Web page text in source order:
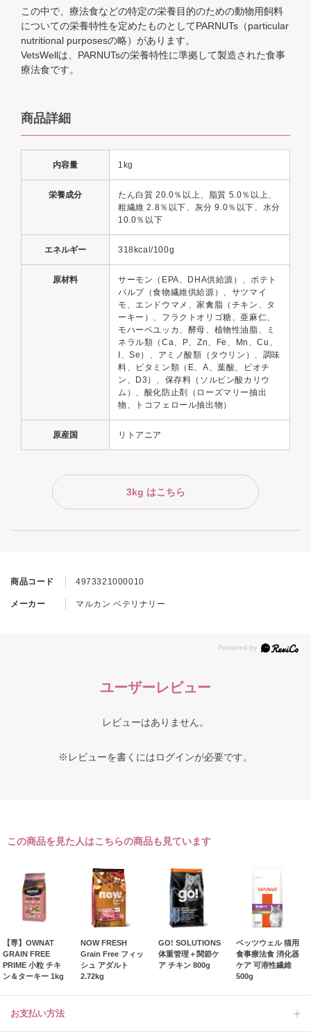
商品コード 4973321000010
メーカー マルカン ベテリナリー
この中で、療法食などの特定の栄養目的のための動物用飼料
についての栄養特性を定めたものとしてPARNUTs（particular
nutritional purposesの略）があります。
VetsWellは、PARNUTsの栄養特性に準拠して製造された食事
療法食です。
商品詳細
内容量 1kg
栄養成分
たん白質 20.0％以上、脂質 5.0％以上、
粗繊維 2.8％以下、灰分 9.0％以下、水分
10.0％以下
エネルギー 318kcal/100g
原材料
サーモン（EPA、DHA供給源）、ポテト
パルプ（食物繊維供給源）、サツマイ
モ、エンドウマメ、家禽脂（チキン、タ
ーキー）、フラクトオリゴ糖、亜麻仁、
モハーベユッカ、酵母、植物性油脂、ミ
ネラル類（Ca、P、Zn、Fe、Mn、Cu、
I、Se）、アミノ酸類（タウリン）、調味
料、ビタミン類（E、A、葉酸、ビオチ
ン、D3）、保存料（ソルビン酸カリウ
ム）、酸化防止剤（ローズマリー抽出
物、トコフェロール抽出物）
原産国 リトアニア
3kg はこちら
ユーザーレビュー
レビューはありません。
※レビューを書くにはログインが必要です。
この商品を見た人はこちらの商品も見ています
【専】OWNAT
GRAIN FREE
PRIME 小粒 チキ
ン＆ターキー 1kg
NOW FRESH
Grain Free フィッ
シュ アダルト
2.72kg
GO! SOLUTIONS
体重管理＋関節ケ
ア チキン 800g
ベッツウェル 猫用
食事療法食 消化器
ケア 可溶性繊維
500g
お支払い方法